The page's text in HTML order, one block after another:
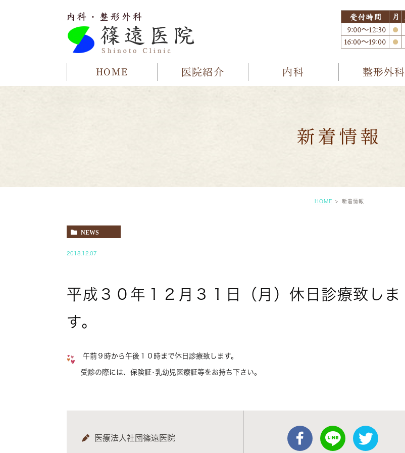
HOME 医院紹介 内科 整形外科
新着情報
HOME 新着情報
NEWS
2018.12.07
平成３０年１２月３１日（月）休日診療致しま
す。
午前９時から午後１０時まで休日診療致します。
受診の際には、保険証•乳幼児医療証等をお持ち下さい。
医療法人社団篠遠医院